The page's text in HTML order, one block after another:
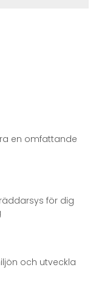
en omfattande
för dig
och utveckla